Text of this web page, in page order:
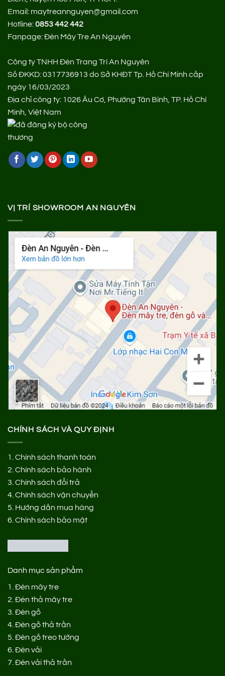
Email: maytreannguyen@gmail.com
Hotline:0853 442 442
Fanpage:Đèn Mây Tre An Nguyên
Công ty TNHH Đèn Trang Trí An Nguyên
Số ĐKKD: 0317736913 do Sở KHĐT Tp. Hồ Chí Minh cấp
ngày 16/03/2023
Địa chỉ công ty: 1026 Âu Cơ, Phường Tân Bình, TP. Hồ Chí
Minh, Việt Nam
VỊ TRÍ SHOWROOM AN NGUYÊN
CHÍNH SÁCH VÀ QUY ĐỊNH
1. Chính sách thanh toán
2. Chính sách bảo hành
3. Chính sách đổi trả
4. Chính sách vận chuyển
5. Hướng dẫn mua hàng
6. Chính sách bảo mật
Danh mục sản phẩm
1. Đèn mây tre
2. Đèn thả mây tre
3. Đèn gỗ
4. Đèn gỗ thả trần
5. Đèn gỗ treo tường
6. Đèn vải
7. Đèn vải thả trần